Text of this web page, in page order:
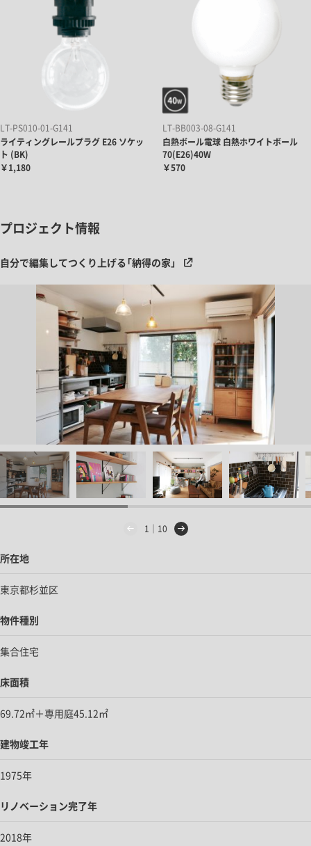
LT-PS010-01-G141
ライティングレールプラグ E26 ソケッ
ト (BK)
￥1,180
LT-BB003-08-G141
白熱ボール電球 白熱ホワイトボール
70(E26)40W
￥570
プロジェクト情報
自分で編集してつくり上げる「納得の家」
1｜10
所在地
東京都杉並区
物件種別
集合住宅
床面積
69.72㎡＋専用庭45.12㎡
建物竣工年
1975年
リノベーション完了年
2018年